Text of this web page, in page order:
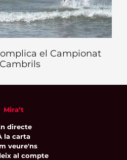
el Campionat
Mira’t
directe
la carta
veure'ns
al compte